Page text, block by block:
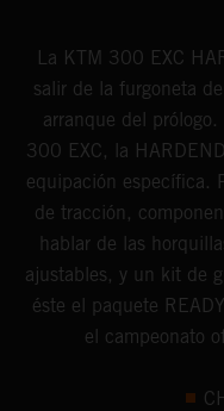
La KTM 300 EXC
salir de la furgoneta
arranque del
300 EXC, la
equipación específica.
de tracción,
hablar de las
ajustables, y un kit de
éste el paquete
el campeonato